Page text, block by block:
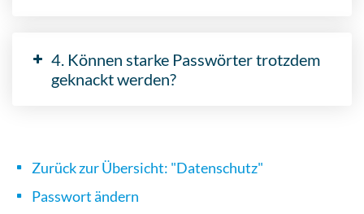
4. Können starke Passwörter trotzdem
geknackt werden?
Zurück zur Übersicht: "Datenschutz"
Passwort ändern